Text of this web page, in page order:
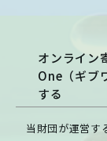
オンライン
One（ギブ
する
当財団が運営す